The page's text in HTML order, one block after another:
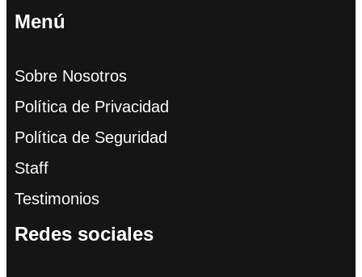
Menú
Sobre Nosotros
Política de Privacidad
Política de Seguridad
Staff
Testimonios
Redes sociales